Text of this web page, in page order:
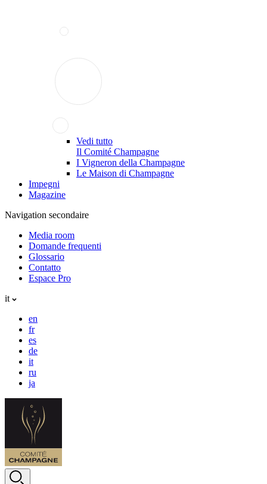
Vedi tutto
Il Comité Champagne
I Vigneron della Champagne
Le Maison di Champagne
Impegni
Magazine
Navigation secondaire
Media room
Domande frequenti
Glossario
Contatto
Espace Pro
it
en
fr
es
de
it
ru
ja